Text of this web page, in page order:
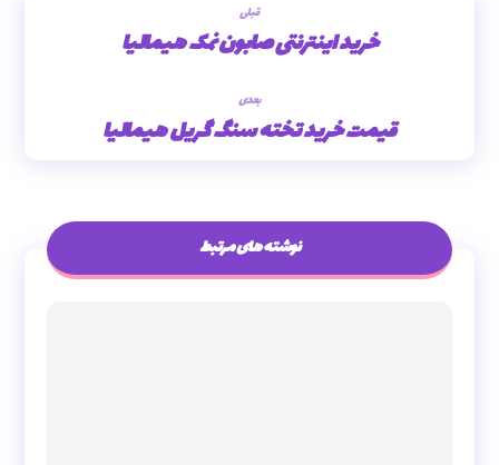
قبلی
خرید اینترنتی صابون نمک هیمالیا
بعدی
قیمت خرید تخته سنگ گریل هیمالیا
نوشته های مرتبط